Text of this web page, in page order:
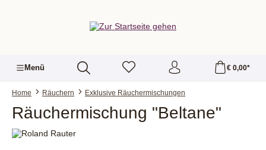
Menü € 0,00*
Home Räuchern Exklusive Räuchermischungen
Räuchermischung "Beltane"